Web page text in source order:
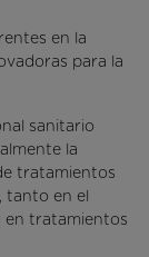
en la
para la
sanitario
la
tratamientos
, tanto en el
en tratamientos